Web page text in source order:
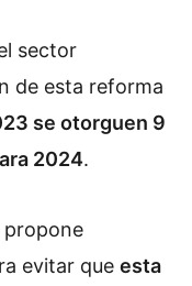
sector
de esta reforma
se otorguen 9
2024.
propone
evitar que esta